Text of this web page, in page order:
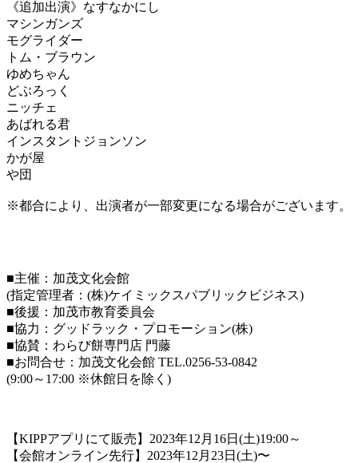
《追加出演》なすなかにし
マシンガンズ
モグライダー
トム・ブラウン
ゆめちゃん
どぶろっく
ニッチェ
あばれる君
インスタントジョンソン
かが屋
や団
※都合により、出演者が一部変更になる場合がございます。
■主催：加茂文化会館
(指定管理者：(株)ケイミックスパブリックビジネス)
■後援：加茂市教育委員会
■協力：グッドラック・プロモーション(株)
■協賛：わらび餅専門店 門藤
■お問合せ：加茂文化会館 TEL.0256-53-0842
(9:00～17:00 ※休館日を除く)
【KIPPアプリにて販売】2023年12月16日(土)19:00～
【会館オンライン先行】2023年12月23日(土)〜